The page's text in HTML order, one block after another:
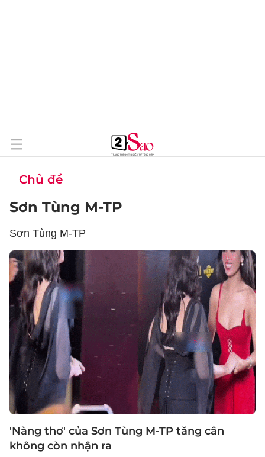
Chủ đề
Sơn Tùng M-TP
Sơn Tùng M-TP
'Nàng thơ' của Sơn Tùng M-TP tăng cân
không còn nhận ra